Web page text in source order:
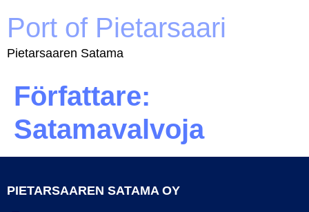
Port of Pietarsaari
Pietarsaaren Satama
Författare:
Satamavalvoja
PIETARSAAREN SATAMA OY